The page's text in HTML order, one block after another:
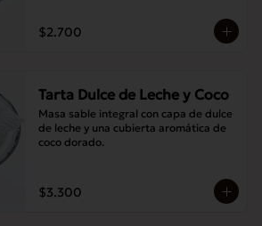
$2.700
Tarta Dulce de Leche y Coco
Masa sable integral con capa de dulce
de leche y una cubierta aromática de
coco dorado.
$3.300